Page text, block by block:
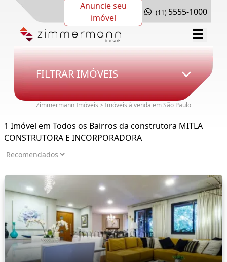
Anuncie seu
imóvel
(11) 5555-1000
FILTRAR IMÓVEIS
Zimmermann Imóveis > Imóveis à venda em São Paulo
1 Imóvel em Todos os Bairros da construtora MITLA
CONSTRUTORA E INCORPORADORA